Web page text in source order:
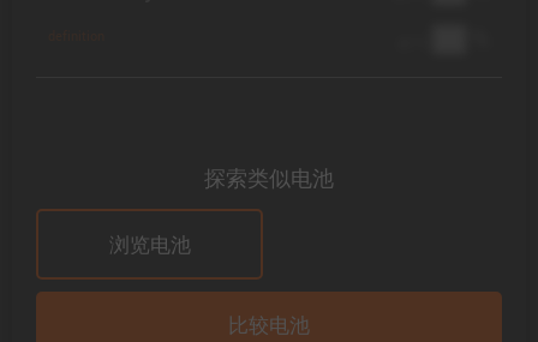
探索类似电池
浏览电池
比较电池